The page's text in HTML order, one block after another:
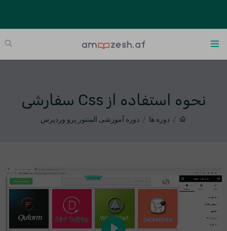
نحوه استفاده از Css سفارشی
دوره ها دوره آموزشی المنتور پرو وردپرس